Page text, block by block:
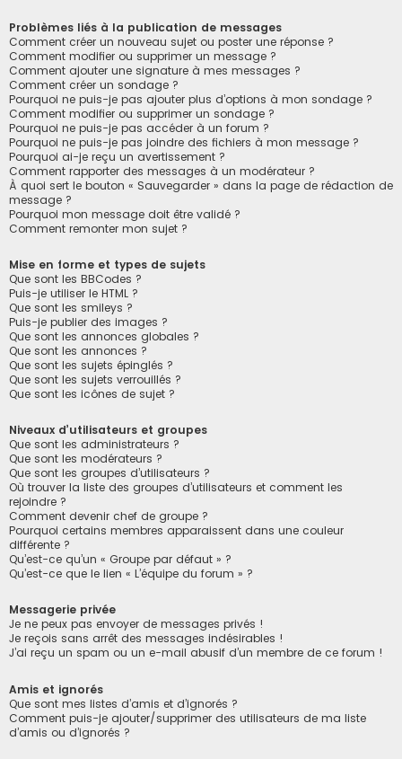
Problèmes liés à la publication de messages
Comment créer un nouveau sujet ou poster une réponse ?
Comment modifier ou supprimer un message ?
Comment ajouter une signature à mes messages ?
Comment créer un sondage ?
Pourquoi ne puis-je pas ajouter plus d’options à mon sondage ?
Comment modifier ou supprimer un sondage ?
Pourquoi ne puis-je pas accéder à un forum ?
Pourquoi ne puis-je pas joindre des fichiers à mon message ?
Pourquoi ai-je reçu un avertissement ?
Comment rapporter des messages à un modérateur ?
À quoi sert le bouton « Sauvegarder » dans la page de rédaction de
message ?
Pourquoi mon message doit être validé ?
Comment remonter mon sujet ?
Mise en forme et types de sujets
Que sont les BBCodes ?
Puis-je utiliser le HTML ?
Que sont les smileys ?
Puis-je publier des images ?
Que sont les annonces globales ?
Que sont les annonces ?
Que sont les sujets épinglés ?
Que sont les sujets verrouillés ?
Que sont les icônes de sujet ?
Niveaux d’utilisateurs et groupes
Que sont les administrateurs ?
Que sont les modérateurs ?
Que sont les groupes d’utilisateurs ?
Où trouver la liste des groupes d’utilisateurs et comment les
rejoindre ?
Comment devenir chef de groupe ?
Pourquoi certains membres apparaissent dans une couleur
différente ?
Qu’est-ce qu’un « Groupe par défaut » ?
Qu’est-ce que le lien « L’équipe du forum » ?
Messagerie privée
Je ne peux pas envoyer de messages privés !
Je reçois sans arrêt des messages indésirables !
J’ai reçu un spam ou un e-mail abusif d’un membre de ce forum !
Amis et ignorés
Que sont mes listes d’amis et d’ignorés ?
Comment puis-je ajouter/supprimer des utilisateurs de ma liste
d’amis ou d’ignorés ?